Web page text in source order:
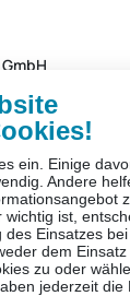
ein. Einige
Andere
wichtig ist,
Einsatzes bei
dem
zu oder
jederzeit die